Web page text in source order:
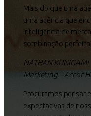
Mais do que uma
uma agência que
Inteligência de
combinação
NATHAN KUNIGAMI
Marketing – Accor
Procuramos pensar
expectativas de